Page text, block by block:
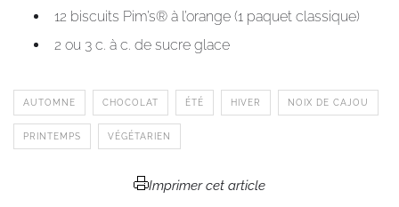
12 biscuits Pim’s® à l’orange (1 paquet classique)
2 ou 3 c. à c. de sucre glace
AUTOMNE CHOCOLAT ÉTÉ HIVER NOIX DE CAJOU
PRINTEMPS VÉGÉTARIEN
Imprimer cet article